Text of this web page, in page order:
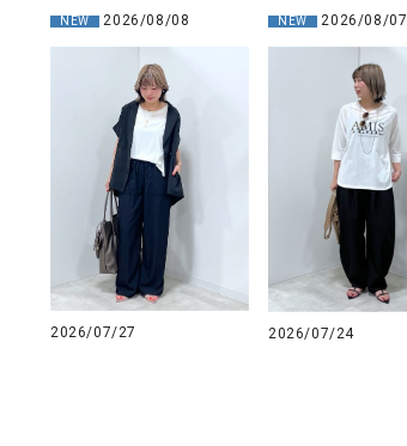
NEW 2026/08/08 NEW 2026/08/07
2026/07/27 2026/07/24